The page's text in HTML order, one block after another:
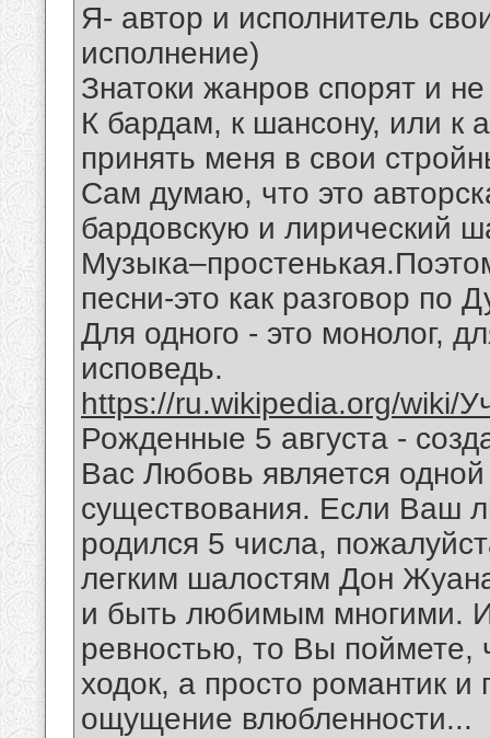
Я- автор и исполнитель
исполнение)
Знатоки жанров спорят и
К бардам, к шансону, или к
принять меня в свои
Сам думаю, что это
бардовскую и лирический
песни-это как разговор по
Для одного - это монолог,
исповедь.
https://ru.wikipedia.org/wiki/
Рожденные 5 августа -
Вас Любовь является
существования. Если
родился 5 числа,
легким шалостям Дон
и быть любимым многими.
ревностью, то Вы
ходок, а просто романтик и
ощущение влюбленности...